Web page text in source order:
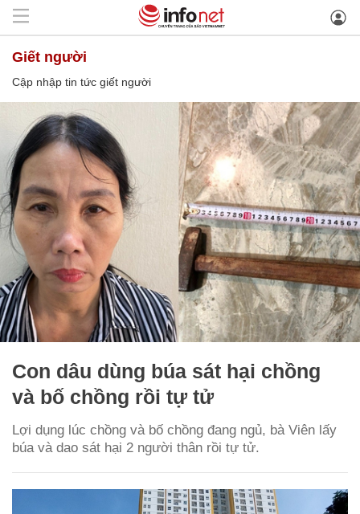
giết người
Cập nhập tin tức giết người
Con dâu dùng búa sát hại chồng
và bố chồng rồi tự tử
Lợi dụng lúc chồng và bố chồng đang ngủ, bà Viên lấy
búa và dao sát hại 2 người thân rồi tự tử.